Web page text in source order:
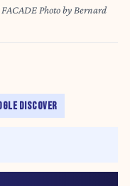
Photo by Bernard
DISCOVER